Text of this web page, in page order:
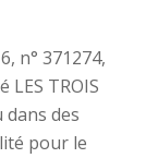
n° 371274,
LES TROIS
dans des
pour le